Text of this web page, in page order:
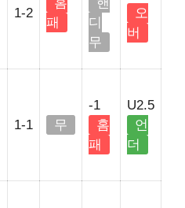
1-2
패
디
무
오
버
1-1 무
-1
홈
패
U2.5
언
더